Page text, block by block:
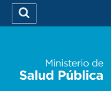
Buscar